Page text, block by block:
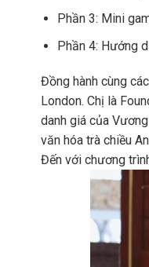
Phần 3: Mini
Phần 4: Hướng
Đồng hành cùng
London. Chị là
danh giá của
văn hóa trà chiều
Đến với chương